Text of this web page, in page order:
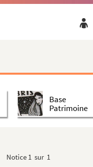
Base
Patrimoine
Notice 1 sur 1